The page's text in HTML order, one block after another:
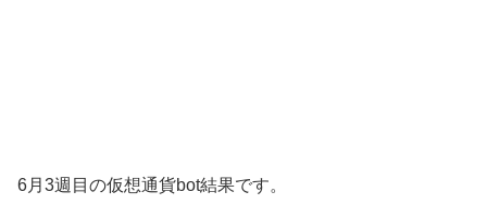
6月3週目の仮想通貨bot結果です。